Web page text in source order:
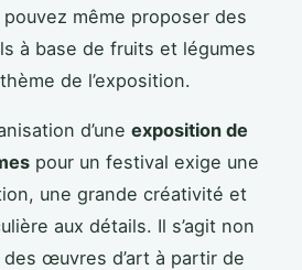
même proposer des
à base de fruits et légumes
de l’exposition.
d’une exposition de
pour un festival exige une
une grande créativité et
aux détails. Il s’agit non
œuvres d’art à partir de